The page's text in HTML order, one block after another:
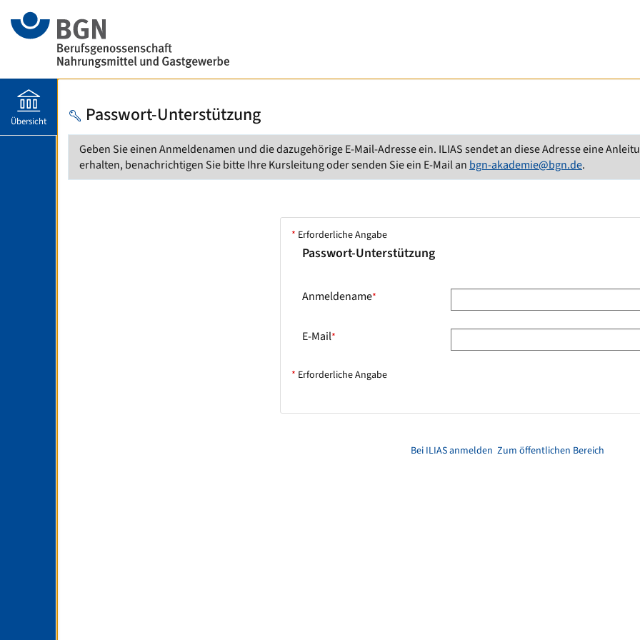
Übersicht Passwort-Unterstützung
Geben Sie einen Anmeldenamen und die dazugehörige E-Mail-Adresse ein. ILIAS sendet an diese Adresse eine
erhalten, benachrichtigen Sie bitte Ihre Kursleitung oder senden Sie ein E-Mail an bgn-akademie@bgn.de.
* Erforderliche Angabe
Passwort-Unterstützung
Anmeldename*
E-Mail*
* Erforderliche Angabe
Bei ILIAS anmelden Zum öffentlichen Bereich